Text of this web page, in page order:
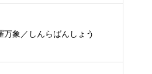
万象／しんらばんしょう